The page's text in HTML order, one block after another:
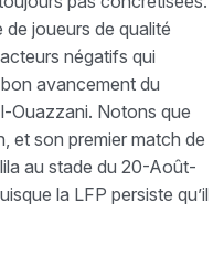
joueurs de qualité
négatifs qui
avancement du
Ouazzani. Notons que
et son premier match de
au stade du 20-Août-
la LFP persiste qu’il